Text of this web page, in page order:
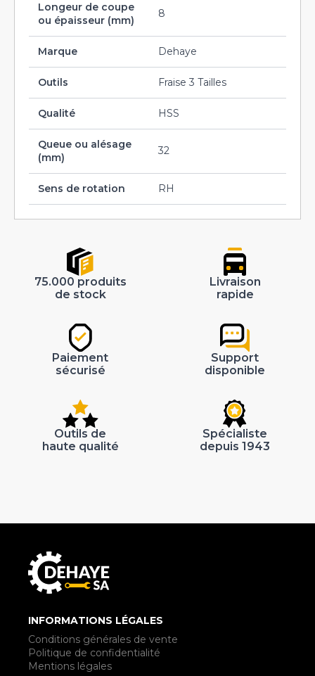
Longeur de coupe
ou épaisseur (mm)
8
Marque Dehaye
Outils Fraise 3 Tailles
Qualité HSS
Queue ou alésage
(mm)
32
Sens de rotation RH
75.000 produits
de stock
Livraison
rapide
Paiement
sécurisé
Support
disponible
Outils de
haute qualité
Spécialiste
depuis 1943
INFORMATIONS LÉGALES
Conditions générales de vente
Politique de confidentialité
Mentions légales